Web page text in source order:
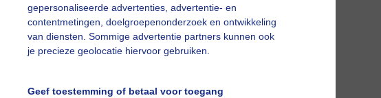
gepersonaliseerde advertenties, advertentie- en
contentmetingen, doelgroepenonderzoek en ontwikkeling
van diensten. Sommige advertentie partners kunnen ook
je precieze geolocatie hiervoor gebruiken.
Geef toestemming of betaal voor toegang
slideshow